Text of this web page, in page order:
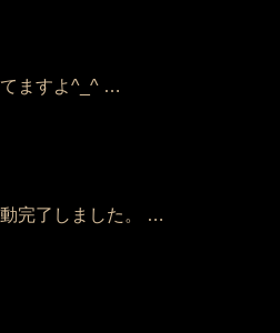
ますよ^_^ …
完了しました。 …